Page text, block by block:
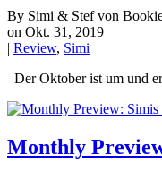
By Simi & Stef von
on Okt. 31, 2019
| Review, Simi
Der Oktober ist um und
Monthly